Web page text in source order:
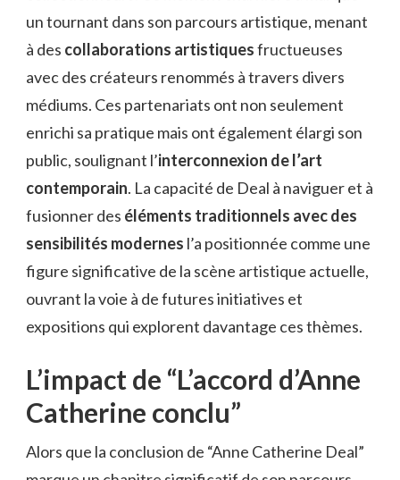
un tournant dans son parcours artistique, menant
à des collaborations artistiquesfructueuses
avec des créateurs renommés à travers divers
médiums. Ces partenariats ont non seulement
enrichi sa pratique mais ont également élargi son
public, soulignant l’interconnexion de l’art
contemporain. La capacité de Deal à naviguer et à
fusionner des éléments traditionnels avec des
sensibilités modernes l’a positionnée comme une
figure significative de la scène artistique actuelle,
ouvrant la voie à de futures initiatives et
expositions qui explorent davantage ces thèmes.
L’impact de “L’accord d’Anne
Catherine conclu”
Alors que la conclusion de “Anne Catherine Deal”